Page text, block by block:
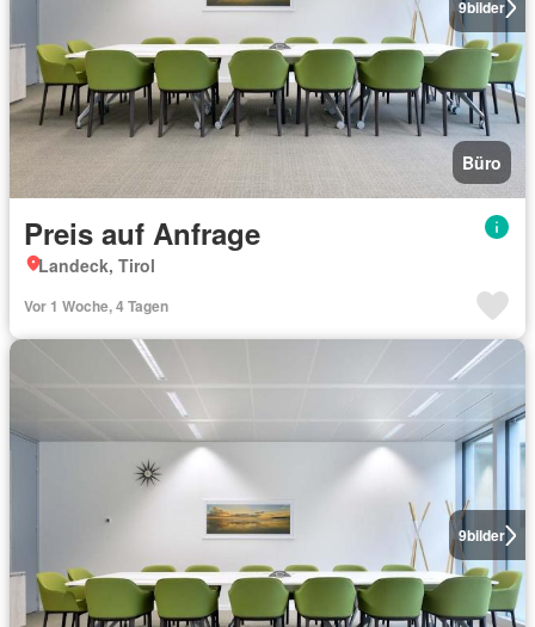
9bilder
Büro
Preis auf Anfrage
Landeck, Tirol
Vor 1 Woche, 4 Tagen
9bilder